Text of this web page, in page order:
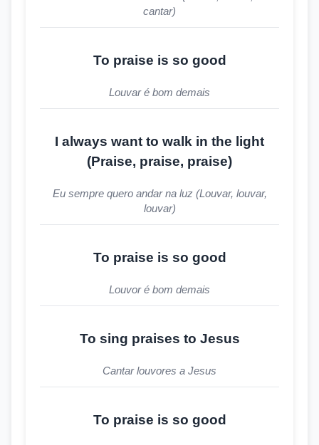
cantar)
To praise is so good
Louvar é bom demais
I always want to walk in the light
(Praise, praise, praise)
Eu sempre quero andar na luz (Louvar, louvar,
louvar)
To praise is so good
Louvor é bom demais
To sing praises to Jesus
Cantar louvores a Jesus
To praise is so good